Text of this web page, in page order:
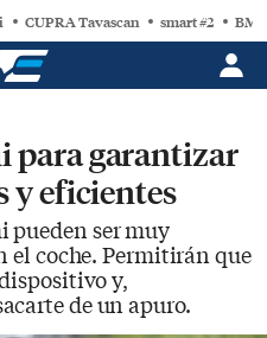
CUPRA Tavascan smart #2
para garantizar
y eficientes
pueden ser muy
el coche. Permitirán que
y,
de un apuro.